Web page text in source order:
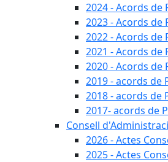
2024 - Acords de
2023 - Acords de
2022 - Acords de
2021 - Acords de
2020 - Acords de
2019 - acords de
2018 - acords de
2017- acords de
Consell
2026 - Actes
2025 - Actes